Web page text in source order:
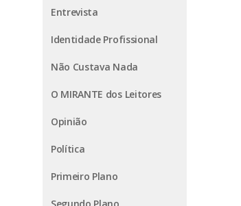
Entrevista
Identidade Profissional
Não Custava Nada
O MIRANTE dos Leitores
Opinião
Política
Primeiro Plano